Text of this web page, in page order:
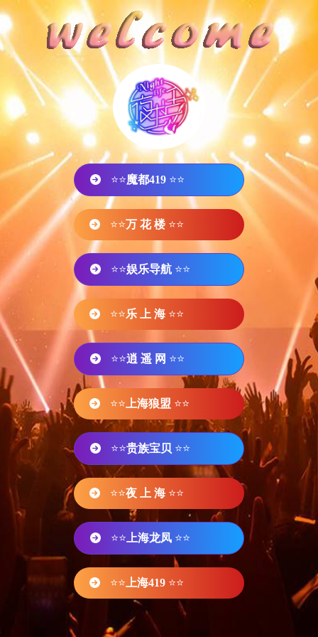
⭐⭐魔都419 ⭐⭐
⭐⭐万 花 楼 ⭐⭐
⭐⭐娱乐导航 ⭐⭐
⭐⭐乐 上 海 ⭐⭐
⭐⭐逍 遥 网 ⭐⭐
⭐⭐ 上海狼盟 ⭐⭐
⭐⭐贵族宝贝 ⭐⭐
⭐⭐夜 上 海 ⭐⭐
⭐⭐ 上海龙凤 ⭐⭐
⭐⭐ 上海419 ⭐⭐